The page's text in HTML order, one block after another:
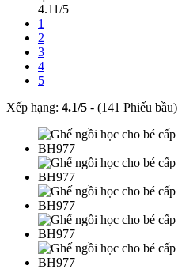
4.11/5
1
2
3
4
5
Xếp hạng: 4.1/5 - (141 Phiếu bầu)